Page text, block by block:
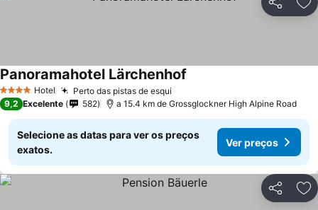
Partilhar
4 EstrelasHotel Perto das pistas de esqui
Panoramahotel Lärchenhof
9,2 Excelente 582 a 15.4 km de Grossglockner High Alpine Road
Selecione as datas para ver os preços
exatos.
Ver preços
Partilhar